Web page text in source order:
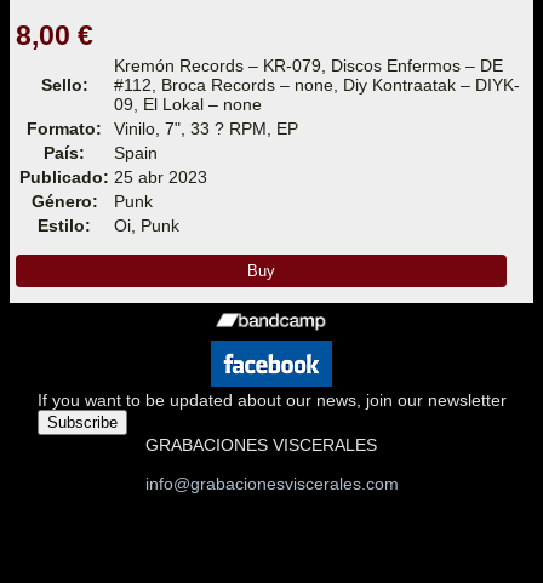
8,00 €
Sello:
Kremón Records – KR-079, Discos Enfermos – DE
#112, Broca Records – none, Diy Kontraatak – DIYK-
09, El Lokal – none
Formato:
Vinilo, 7", 33 ? RPM, EP
País:
Spain
Publicado: 25 abr 2023
Género:
Punk
Estilo:
Oi, Punk
Buy
If you want to be updated about our news, join our newsletter
Subscribe
GRABACIONES VISCERALES
info@grabacionesviscerales.com